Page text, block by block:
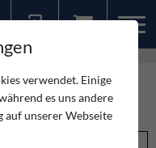
GEBIET (6)
verwendet. Einige
es uns andere
unserer Webseite